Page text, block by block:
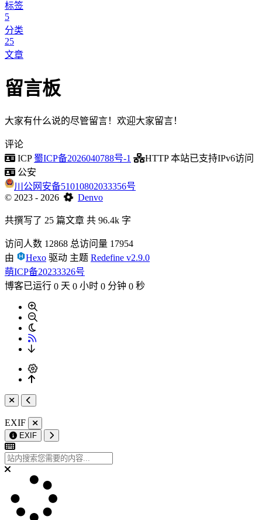
标签
5
分类
25
文章
留言板
大家有什么说的尽管留言！欢迎大家留言！
评论
ICP 蜀ICP备2026040788号-1 HTTP 本站已支持IPv6访问
公安
川公网安备51010802033356号
© 2023 - 2026 Denvo
共撰写了 25 篇文章 共 96.4k 字
访问人数 12868 总访问量 17954
由
Hexo 驱动 主题 Redefine v2.9.0
萌ICP备20233326号
博客已运行 0 天 0 小时 0 分钟 0 秒
EXIF
EXIF